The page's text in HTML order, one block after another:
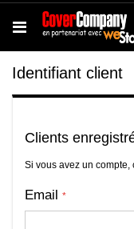
Identifiant client
Clients
Si vous avez un
Email